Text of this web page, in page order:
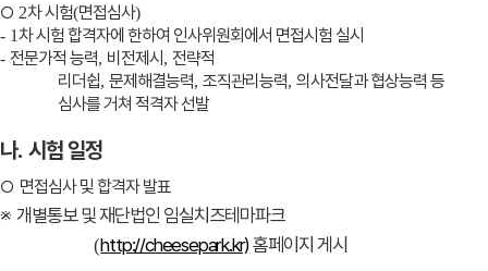
○ 2차 시험(면접심사)
- 1차 시험 합격자에 한하여 인사위원회에서 면접시험 실시
- 전문가적 능력, 비전제시 , 전략적
리더쉽,문제해결능력,조직관리능력,의사전달과 협상능력 등
심사를 거쳐 적격자 선발
나. 시험 일정
○ 면접심사 및 합격자 발표
※ 개별통보 및 재단법인 임실치즈테마파크
(http://cheesepark.kr)홈페이지 게시